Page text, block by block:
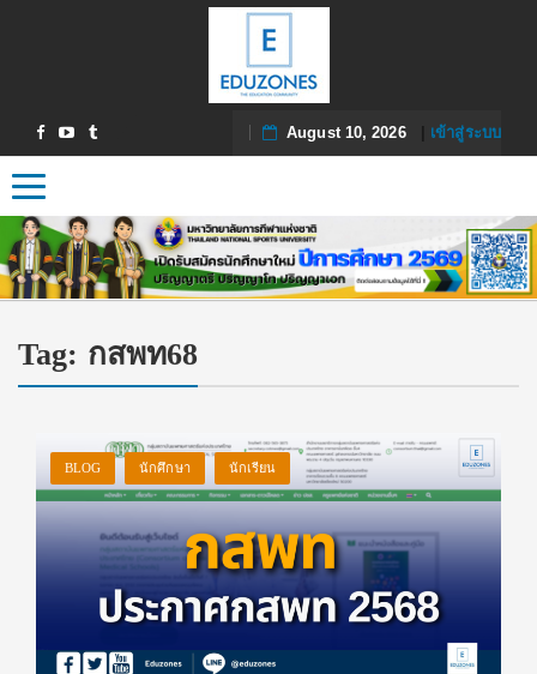
August 10, 2026| เข้าสู่ระบบ
Toggle navigation
Tag: กสพท68
BLOG นักศึกษา นักเรียน